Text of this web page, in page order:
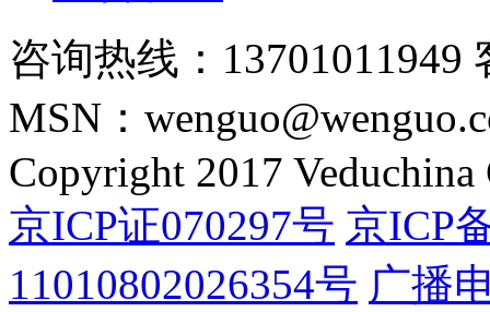
咨询热线：13701011949
MSN：
Copyright 2017
京ICP证070297号 京ICP
11010802026354号 广播